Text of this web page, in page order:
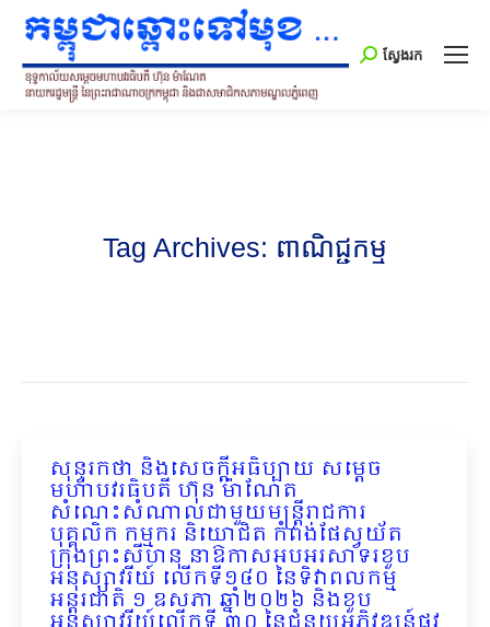
Search:
ស្វែងរក
Tag Archives: ពាណិជ្ជកម្ម
សុន្ទរកថា និងសេចក្ដីអធិប្បាយ សម្ដេច
មហាបវរធិបតី ហ៊ុន ម៉ាណែត
សំណេះសំណាលជាមួយមន្រ្តីរាជការ
បុគ្គលិក កម្មករ និយោជិត កំពង់ផែស្វយ័ត
ក្រុងព្រះសីហនុ នាឱកាសអបអរសាទរខួប
អនុស្សាវរីយ៍ លើកទី១៤០ នៃទិវាពលកម្ម
អន្តរជាតិ ១ ឧសភា ឆ្នាំ២០២៦ និងខួប